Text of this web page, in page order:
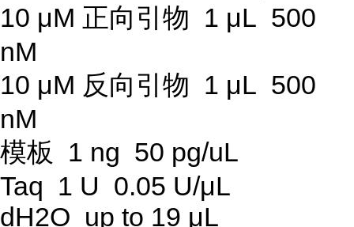
10 μM 正向引物 1 μL 500
nM
10 μM 反向引物 1 μL 500
nM
模板 1 ng 50 pg/uL
Taq 1 U 0.05 U/μL
dH2O up to 19 μL